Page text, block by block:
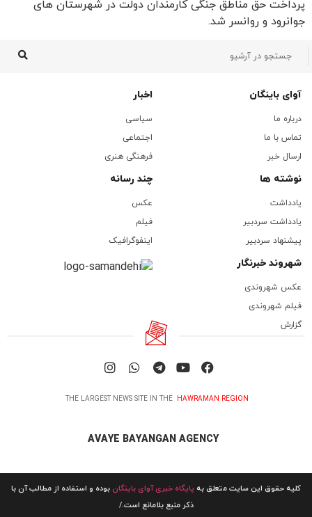
پرداخت حق مناطق جنگی کارمندان دولت در شهرستان های
جوانرود و روانسر شد.
آوای باینگان
درباره ما
تماس با ما
ارسال خبر
اخبار
سیاسی
اجتماعی
فرهنگی هنری
نوشته ها
یادداشت
یادداشت سردبیر
پیشنهاد سردبیر
چند رسانه
عکس
فیلم
اینفوگرافیک
شهروند خبرنگار
عکس شهروندی
فیلم شهروندی
گزارش
THE LARGEST NEWS SITE IN THE HAWRAMAN REGION
AVAYE BAYANGAN AGENCY
کلیه حقوق این سایت متعلق به پایگاه خبری آوای باینگانبوده و استفاده از مطالب آن با
ذکر منبع بلامانع است./